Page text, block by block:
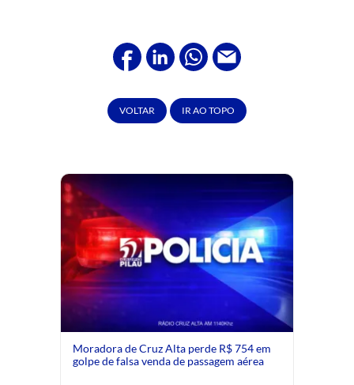
VOLTAR IR AO TOPO
Moradora de Cruz Alta perde R$ 754 em
golpe de falsa venda de passagem aérea